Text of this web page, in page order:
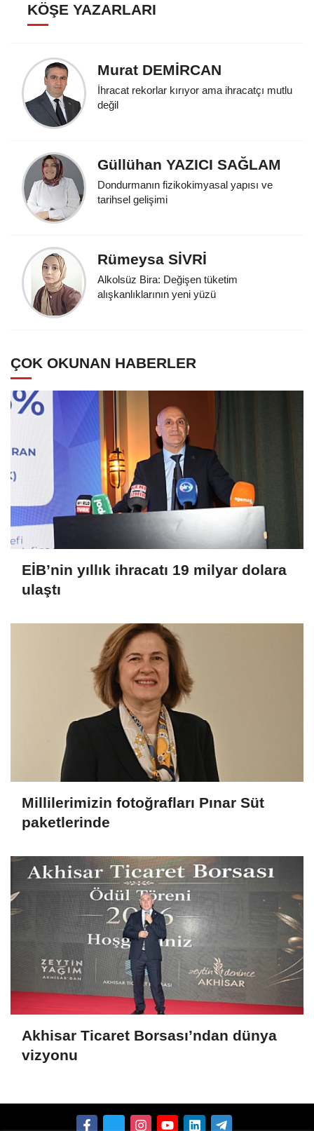
KÖŞE YAZARLARI
Murat DEMİRCAN
İhracat rekorlar kırıyor ama ihracatçı mutlu
değil
Güllühan YAZICI SAĞLAM
Dondurmanın fizikokimyasal yapısı ve
tarihsel gelişimi
Rümeysa SİVRİ
Alkolsüz Bira: Değişen tüketim
alışkanlıklarının yeni yüzü
ÇOK OKUNAN HABERLER
EİB’nin yıllık ihracatı 19 milyar dolara
ulaştı
Millilerimizin fotoğrafları Pınar Süt
paketlerinde
Akhisar Ticaret Borsası’ndan dünya
vizyonu